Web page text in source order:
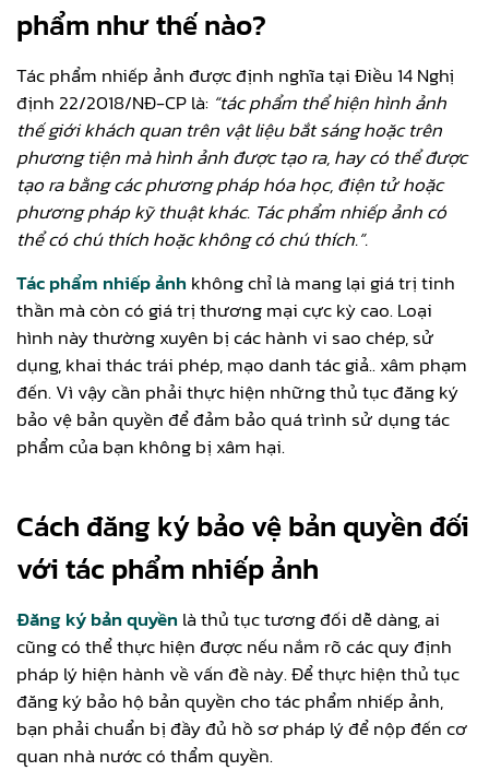
phẩm như thế nào?
Tác phẩm nhiếp ảnh được định nghĩa tại Điều 14 Nghị
định 22/2018/NĐ-CP là: “tác phẩm thể hiện hình ảnh
thế giới khách quan trên vật liệu bắt sáng hoặc trên
phương tiện mà hình ảnh được tạo ra, hay có thể được
tạo ra bằng các phương pháp hóa học, điện tử hoặc
phương pháp kỹ thuật khác. Tác phẩm nhiếp ảnh có
thể có chú thích hoặc không có chú thích.”.
Tác phẩm nhiếp ảnh không chỉ là mang lại giá trị tinh
thần mà còn có giá trị thương mại cực kỳ cao. Loại
hình này thường xuyên bị các hành vi sao chép, sử
dụng, khai thác trái phép, mạo danh tác giả.. xâm phạm
đến. Vì vậy cần phải thực hiện những thủ tục đăng ký
bảo vệ bản quyền để đảm bảo quá trình sử dụng tác
phẩm của bạn không bị xâm hại.
Cách đăng ký bảo vệ bản quyền đối
với tác phẩm nhiếp ảnh
Đăng ký bản quyền là thủ tục tương đối dễ dàng, ai
cũng có thể thực hiện được nếu nắm rõ các quy định
pháp lý hiện hành về vấn đề này. Để thực hiện thủ tục
đăng ký bảo hộ bản quyền cho tác phẩm nhiếp ảnh,
bạn phải chuẩn bị đầy đủ hồ sơ pháp lý để nộp đến cơ
quan nhà nước có thẩm quyền.